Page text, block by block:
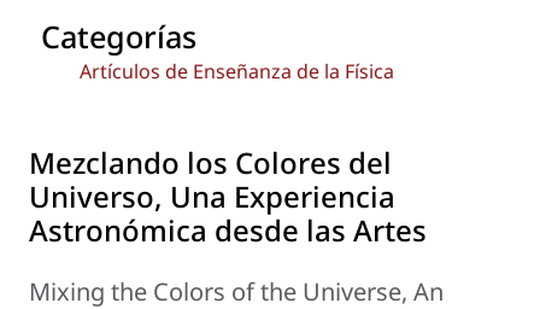
Categorías
Artículos de Enseñanza de la Física
Mezclando los Colores del
Universo, Una Experiencia
Astronómica desde las Artes
Mixing the Colors of the Universe, An